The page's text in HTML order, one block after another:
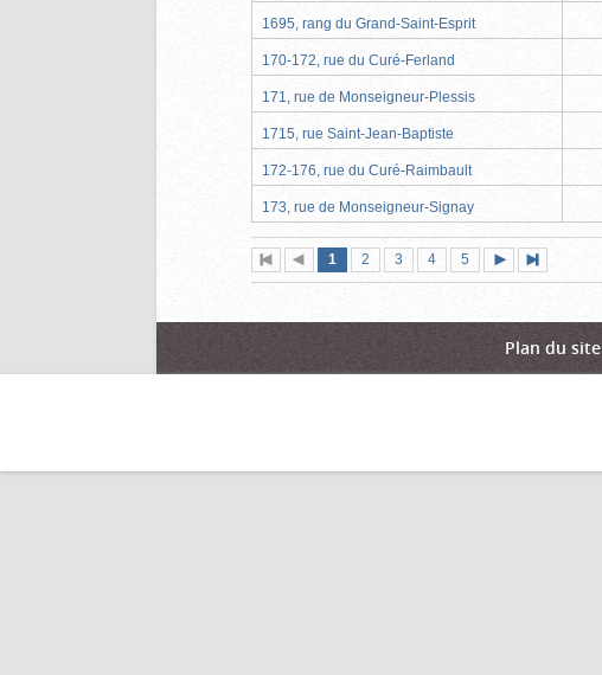
1695, rang du Grand-Saint-Esprit
170-172, rue du Curé-Ferland
171, rue de Monseigneur-Plessis
1715, rue Saint-Jean-Baptiste
172-176, rue du Curé-Raimbault
173, rue de Monseigneur-Signay
Première
page
Page
précédente
Page
1 (page
actuelle)
Page
2 Page
3 Page
4 Page
5
suivante
page
Plan du site